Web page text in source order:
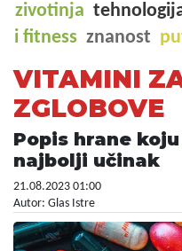
zivotinja
i fitness znanost
VITAMINI
ZGLOBOVE
Popis hrane
najbolji učinak
21.08.2023 01:00
Autor: Glas Istre